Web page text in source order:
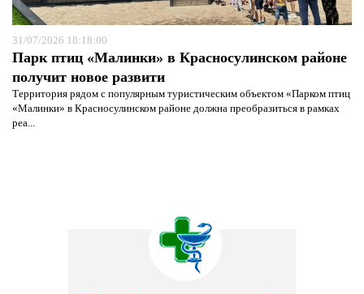
31/07/2026 18:18:00
Парк птиц «Малинки» в Красносулинском районе
получит новое развити
Территория рядом с популярным туристическим объектом «Парком птиц
«Малинки» в Красносулинском районе должна преобразиться в рамках
реа...